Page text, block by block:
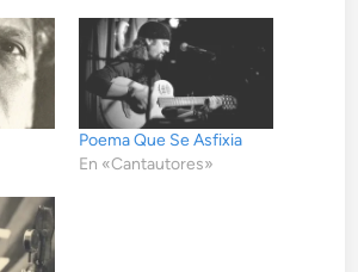
Poema Que Se Asfixia
En «Cantautores»